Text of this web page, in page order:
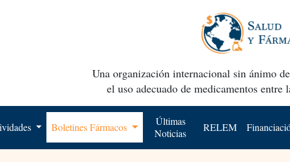
Una organización internacional sin ánimo
el uso adecuado de medicamentos
Boletines Fármacos
Últimas
Noticias
RELEM